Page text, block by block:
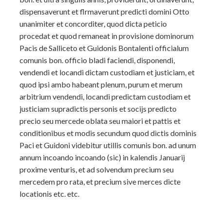
dispensaverunt et flrmaverunt predicti domini Otto
unanimiter et concorditer, quod dicta peticio
procedat et quod remaneat in provisione dominorum
Pacis de Salliceto et Guidonis Bontalenti officialum
comunis bon. officio bladi faciendi, disponendi,
vendendi et locandi dictam custodiam et justiciam, et
quod ipsi ambo habeant plenum, purum et merum
arbitrium vendendi, locandi predictam custodiam et
justiciam supradictis personis et socijs predicto
precio seu mercede oblata seu maiori et pattis et
conditionibus et modis secundum quod dìctis dominis
Paci et Guidoni videbitur utillis comunis bon. ad unum
annum incoando incoando (sic) in kalendis Januarij
proxime venturis, et ad solvendum precium seu
mercedem pro rata, et precium sive merces dicte
locationis etc. etc.